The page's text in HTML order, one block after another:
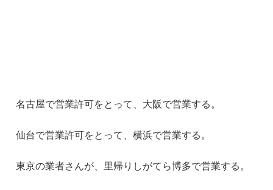
名古屋で営業許可をとって、大阪で営業する。
仙台で営業許可をとって、横浜で営業する。
東京の業者さんが、里帰りしがてら博多で営業する。